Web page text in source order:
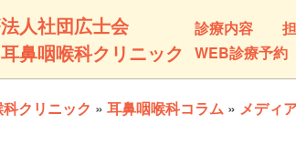
人社団広士会
鼻咽喉科クリニック
診療内容
WEB診療予約
クリニック » 耳鼻咽喉科コラム » メディ